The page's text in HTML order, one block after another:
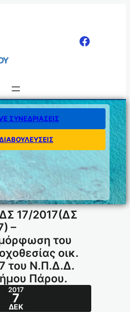
ΣΥΝΕΔΡΙΑΣΕΙΣ
17/2017(ΔΣ
–
του
οικ.
του Ν.Π.Δ.Δ.
Πάρου.
2017
7
ΔΕΚ